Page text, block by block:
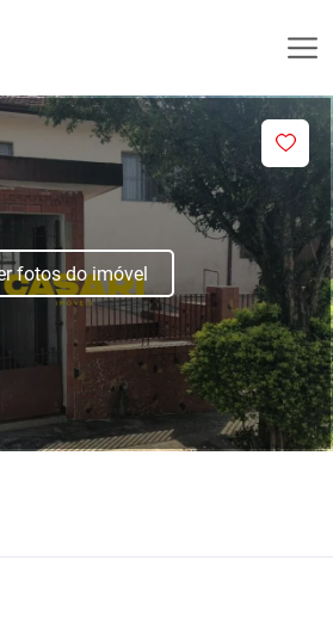
fotos do imóvel